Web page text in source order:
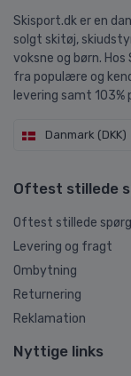
Skisport.dk er en
solgt skitøj,
voksne og børn.
fra populære og
levering samt 103%
Danmark (DKK)
Oftest stillede
Oftest stillede
Levering og fragt
Ombytning
Returnering
Reklamation
Nyttige links